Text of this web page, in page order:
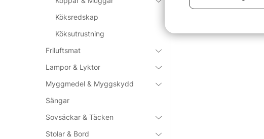
Köksredskap
Köksutrustning
Friluftsmat
Lampor & Lyktor
Myggmedel & Myggskydd
Sängar
Sovsäckar & Täcken
Stolar & Bord